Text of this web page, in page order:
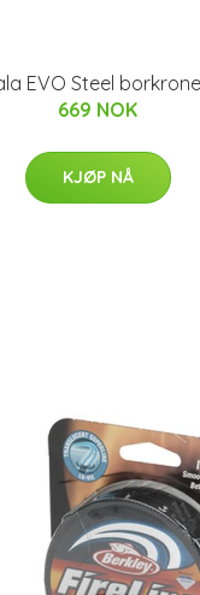
EVO Steel
669 NOK
KJØP NÅ